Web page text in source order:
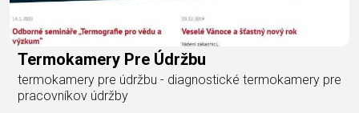
Termokamery Pre Údržbu
termokamery pre údržbu - diagnostické termokamery pre
pracovníkov údržby